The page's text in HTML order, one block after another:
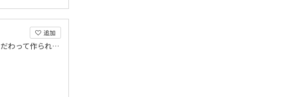
追加
奈良で修業した職人の手で1つ1つ丁寧に細部までこだわって作られた竹細工